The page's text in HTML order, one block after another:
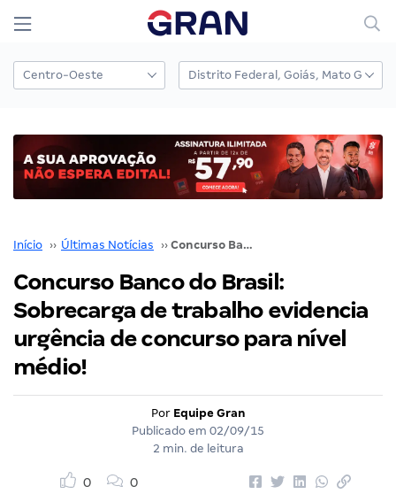
Início ›› Últimas Notícias ›› Concurso Banco do Brasil: Sobrecarga de trabalho evidencia urgência de concurso para nível médio!
Concurso Banco do Brasil:
Sobrecarga de trabalho evidencia
urgência de concurso para nível
médio!
Por Equipe Gran
Publicado em 02/09/15
2 min. de leitura
0 0